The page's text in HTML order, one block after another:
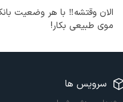
الان وقتشه‼️ با هر وضعیت
موی طبیعی بکار!
سرویس ها